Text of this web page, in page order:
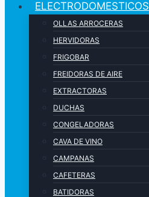
ELECTRODOMESTICOS
OLLAS ARROCERAS
HERVIDORAS
FRIGOBAR
FREIDORAS DE AIRE
EXTRACTORAS
DUCHAS
CONGELADORAS
CAVA DE VINO
CAMPANAS
CAFETERAS
BATIDORAS